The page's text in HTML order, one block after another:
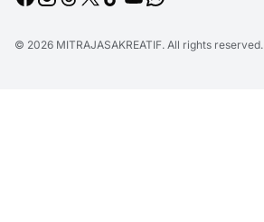
© 2026 MITRAJASAKREATIF. All rights reserved.